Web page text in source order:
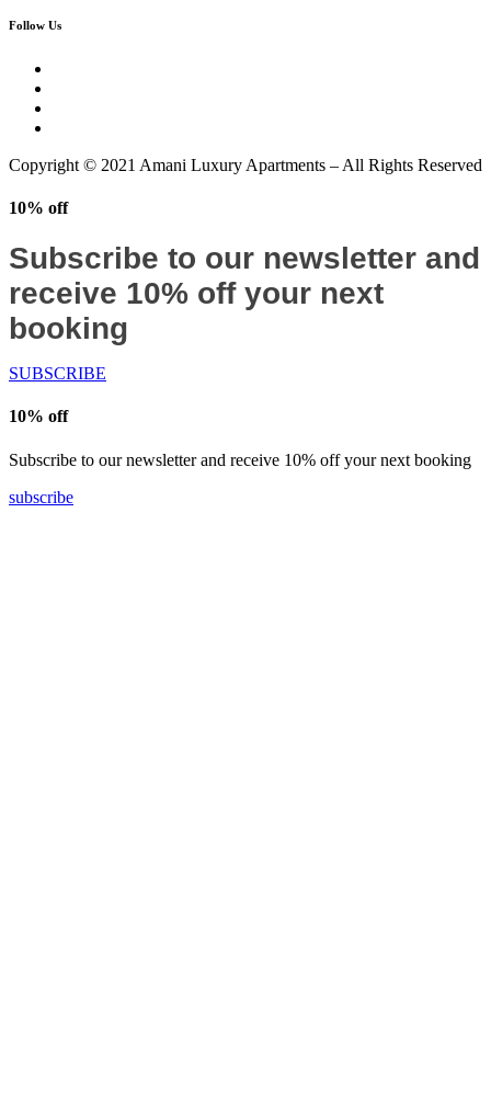
Follow Us
Copyright © 2021 Amani Luxury Apartments – All Rights Reserved
10% off
Subscribe to our newsletter and
receive 10% off your next
booking
SUBSCRIBE
10% off
Subscribe to our newsletter and receive 10% off your next booking
subscribe